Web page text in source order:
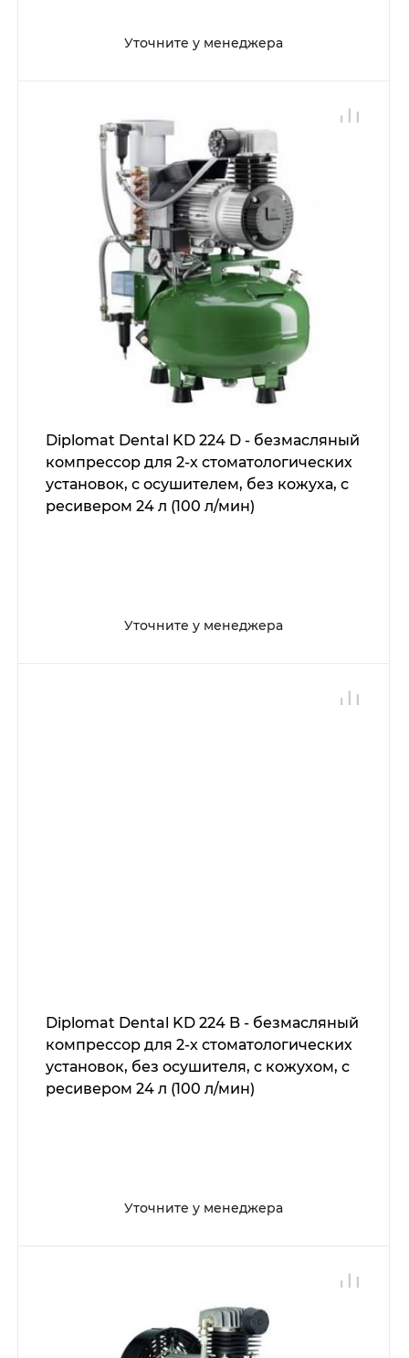
Уточните у менеджера
Diplomat Dental KD 224 D - безмасляный
компрессор для 2-х стоматологических
установок, с осушителем, без кожуха, с
ресивером 24 л (100 л/мин)
Уточните у менеджера
Diplomat Dental KD 224 B - безмасляный
компрессор для 2-х стоматологических
установок, без осушителя, с кожухом, с
ресивером 24 л (100 л/мин)
Уточните у менеджера